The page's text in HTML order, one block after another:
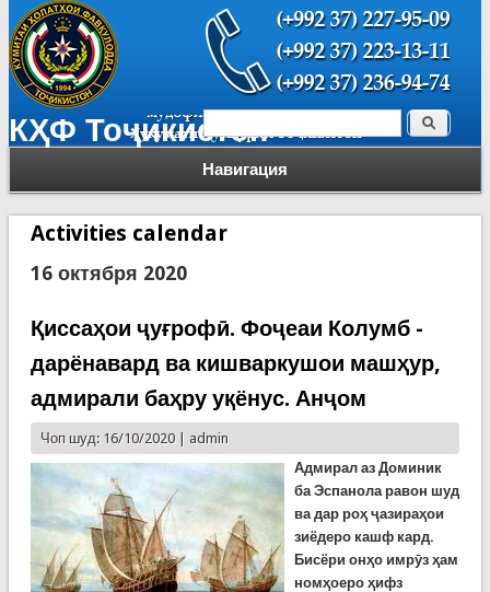
КҲФ Тоҷикистон
Навигация
Форма поиска Поиск
Activities calendar
16 октября 2020
Қиссаҳои ҷуғрофӣ. Фоҷеаи Колумб -
дарёнавард ва кишваркушои машҳур,
адмирали баҳру уқёнус. Анҷом
Чоп шуд: 16/10/2020 | admin
Адмирал аз Доминик
ба Эспанола равон шуд
ва дар роҳ ҷазираҳои
зиёдеро кашф кард.
Бисёри онҳо имрӯз ҳам
номҳоеро ҳифз